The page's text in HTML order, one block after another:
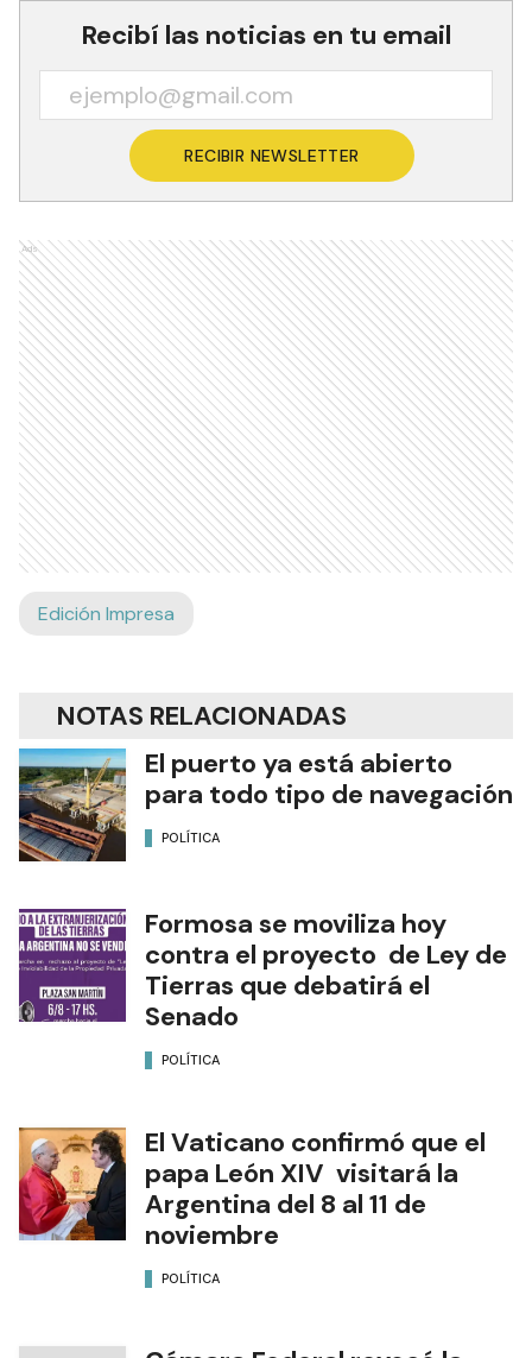
Recibí las noticias en tu email
RECIBIR NEWSLETTER
Ads
Edición Impresa
NOTAS RELACIONADAS
El puerto ya está abierto
para todo tipo de navegación
POLÍTICA
Formosa se moviliza hoy
contra el proyecto de Ley de
Tierras que debatirá el
Senado
POLÍTICA
El Vaticano confirmó que el
papa León XIV visitará la
Argentina del 8 al 11 de
noviembre
POLÍTICA